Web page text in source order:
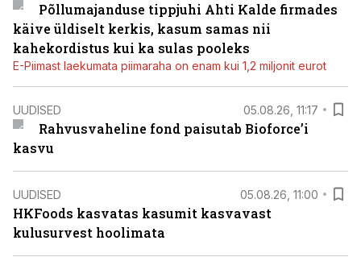
Põllumajanduse tippjuhi Ahti Kalde firmades
käive üldiselt kerkis, kasum samas nii
kahekordistus kui ka sulas pooleks
E-Piimast laekumata piimaraha on enam kui 1,2 miljonit eurot
UUDISED 05.08.26, 11:17
Rahvusvaheline fond paisutab Bioforce’i
kasvu
UUDISED 05.08.26, 11:00
HKFoods kasvatas kasumit kasvavast
kulusurvest hoolimata